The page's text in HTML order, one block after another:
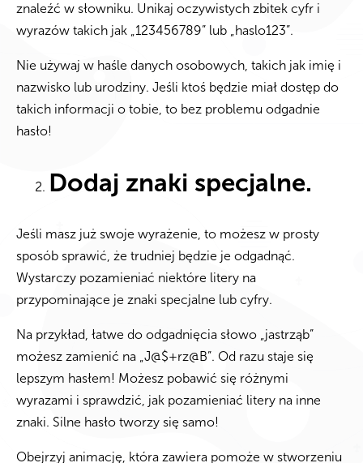
znaleźć w słowniku. Unikaj oczywistych zbitek cyfr i
wyrazów takich jak „123456789” lub „haslo123”.
Nie używaj w haśle danych osobowych, takich jak imię i
nazwisko lub urodziny. Jeśli ktoś będzie miał dostęp do
takich informacji o tobie, to bez problemu odgadnie
hasło!
Dodaj znaki specjalne.
Jeśli masz już swoje wyrażenie, to możesz w prosty
sposób sprawić, że trudniej będzie je odgadnąć.
Wystarczy pozamieniać niektóre litery na
przypominające je znaki specjalne lub cyfry.
Na przykład, łatwe do odgadnięcia słowo „jastrząb”
możesz zamienić na „J@$+rz@B”. Od razu staje się
lepszym hasłem! Możesz pobawić się różnymi
wyrazami i sprawdzić, jak pozamieniać litery na inne
znaki. Silne hasło tworzy się samo!
Obejrzyj animację, która zawiera pomoże w stworzeniu